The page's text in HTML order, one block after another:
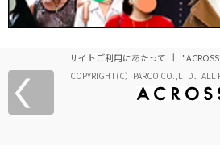
サイトご利用にあたって
COPYRIGHT(C）PARCO CO.,LTD．ALL